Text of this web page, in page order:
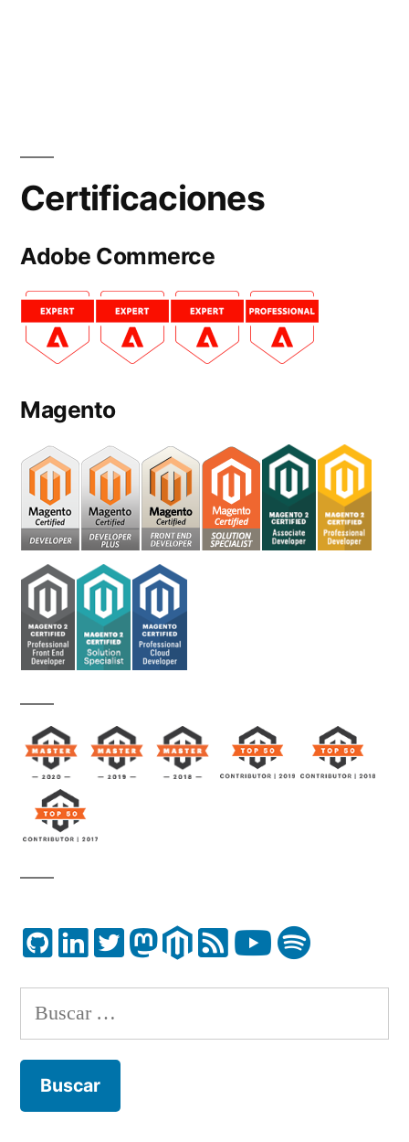
Certificaciones
Adobe Commerce
Magento
Buscar: